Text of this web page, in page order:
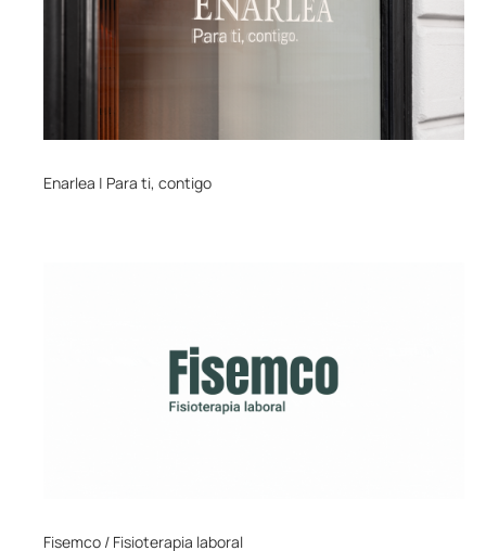
Enarlea | Para ti, contigo
Fisemco / Fisioterapia laboral